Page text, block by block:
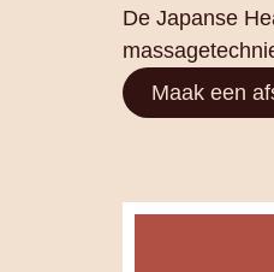
De Japanse
Maak een